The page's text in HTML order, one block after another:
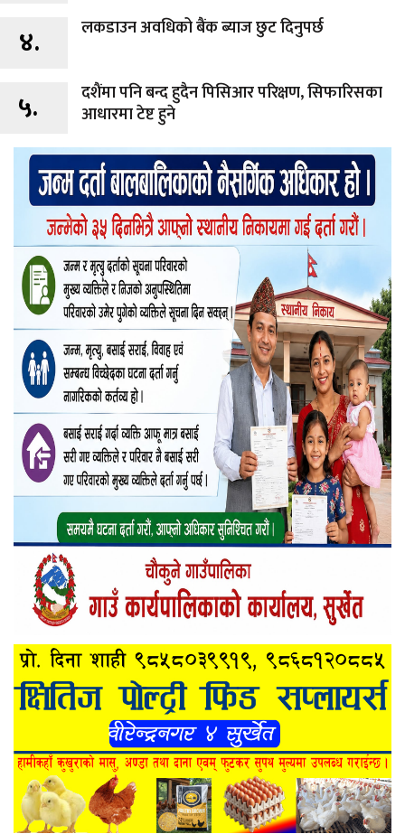
४. लकडाउन अवधिको बैंक ब्याज छुट दिनुपर्छ
५.
दशैंमा पनि बन्द हुदैन पिसिआर परिक्षण, सिफारिसका
आधारमा टेष्ट हुने